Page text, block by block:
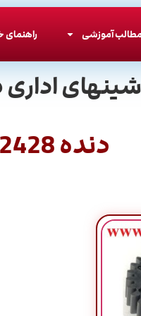
مطالب آموزشی راهنمای
دنده 2428 یونیت درام